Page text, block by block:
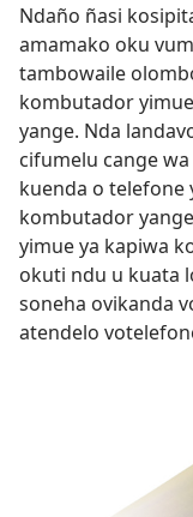
Ndaño ñasi
amamako oku
tambowaile
kombutador
yange. Nda
cifumelu cange
kuenda o telefone
kombutador
yimue ya kapiwa
okuti ndu u kuata
soneha ovikanda
atendelo